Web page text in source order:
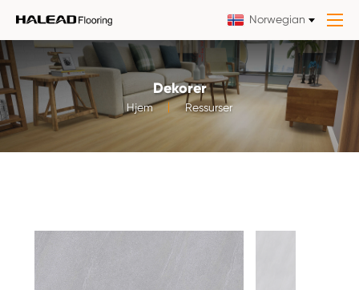
Norwegian
Dekorer
Hjem Ressurser